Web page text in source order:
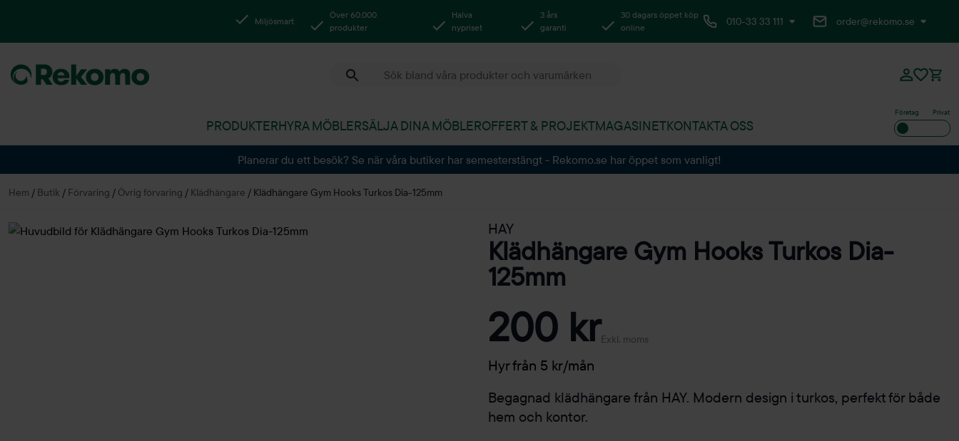
Miljösmart
Över 60.000
produkter
Halva
nypriset
3 års
garanti
30 dagars öppet köp
online
010-33 33 111 order@rekomo.se
PRODUKTERHYRA MÖBLERSÄLJA DINA MÖBLEROFFERT & PROJEKTMAGASINETKONTAKTA OSS
Företag Privat
Planerar du ett besök? Se när våra butiker har semesterstängt - Rekomo.se har öppet som vanligt!
Hem / Butik / Förvaring / Övrig förvaring / Klädhängare / Klädhängare Gym Hooks Turkos Dia-125mm
HAY
Klädhängare Gym Hooks Turkos Dia-
125mm
200 krExkl. moms
Hyr från 5 kr/mån
Begagnad klädhängare från HAY. Modern design i turkos, perfekt för både
hem och kontor.